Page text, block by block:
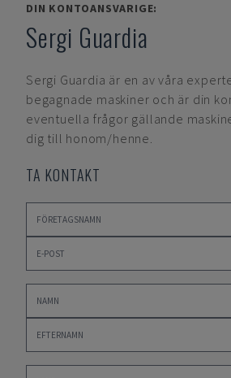
DIN KONTOANSVARIGE:
Sergi Guardia
Sergi Guardia är en av våra
begagnade maskiner och är din
eventuella frågor gällande
dig till honom/henne.
TA KONTAKT